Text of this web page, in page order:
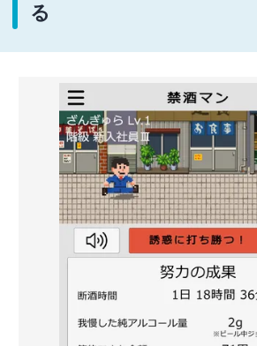
る